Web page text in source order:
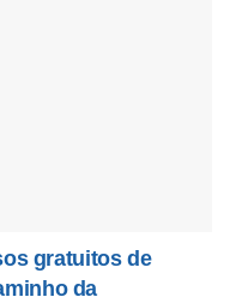
gratuitos de
da